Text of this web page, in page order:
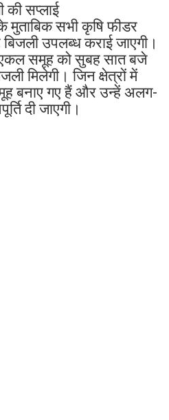
की सप्लाई
मुताबिक सभी कृषि फीडर
उपलब्ध कराई जाएगी।
एकल समूह को सुबह सात बजे
मिलेगी। जिन क्षेत्रों में
बनाए गए हैं और उन्हें अलग-
दी जाएगी।